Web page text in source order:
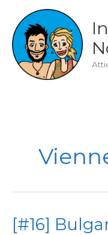
content
[#16]